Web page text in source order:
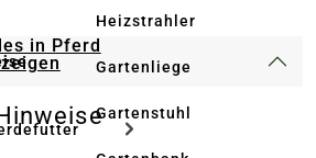
in Pferd
Heizstrahler
Gartenliege
Gartenstuhl